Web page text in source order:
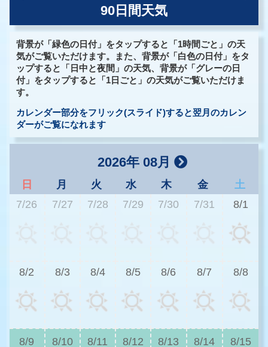
90日間天気
背景が「緑色の日付」をタップすると「1時間ごと」の天
気がご覧いただけます。また、背景が「白色の日付」をタ
ップすると「日中と夜間」の天気、背景が「グレーの日
付」をタップすると「1日ごと」の天気がご覧いただけま
す。
カレンダー部分をフリック(スライド)すると翌月のカレン
ダーがご覧になれます
2026年 08月
日 月 火 水 木 金
土
7/26
7/27 7/28 7/29 7/30 7/31 8/1
8/2 8/3 8/4 8/5 8/6 8/7 8/8
8/9 8/10 8/11 8/12 8/13 8/14 8/15